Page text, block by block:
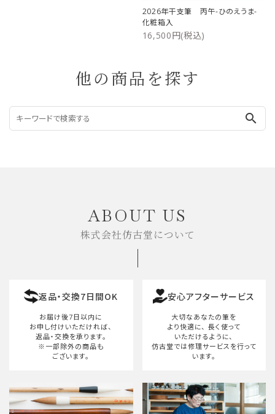
2026年干支筆 丙午-ひのえうま-
化粧箱入
16,500円(税込)
他の商品を探す
search
ABOUT US
株式会社仿古堂について
返品・交換7日間OK
お届け後7日以内に
お申し付けいただければ、
返品・交換を承ります。
※一部除外の商品も
ございます。
安心アフターサービス
大切なあなたの筆を
より快適に、 長く使って
いただけるように、
仿古堂では修理サービスを行って
います。